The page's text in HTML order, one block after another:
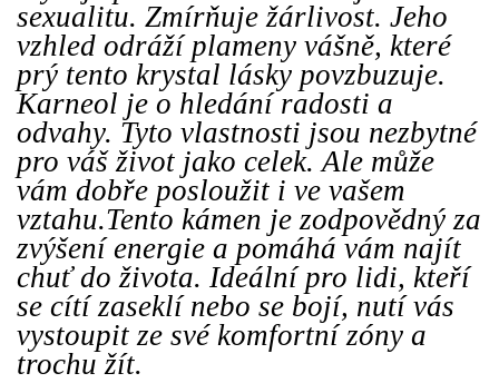
sexualitu. Zmírňuje žárlivost. Jeho
vzhled odráží plameny vášně, které
prý tento krystal lásky povzbuzuje.
Karneol je o hledání radosti a
odvahy. Tyto vlastnosti jsou nezbytné
pro váš život jako celek. Ale může
vám dobře posloužit i ve vašem
vztahu.Tento kámen je zodpovědný za
zvýšení energie a pomáhá vám najít
chuť do života. Ideální pro lidi, kteří
se cítí zaseklí nebo se bojí, nutí vás
vystoupit ze své komfortní zóny a
trochu žít.